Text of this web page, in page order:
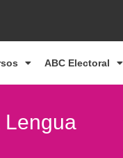
ABC Electoral
Lengua